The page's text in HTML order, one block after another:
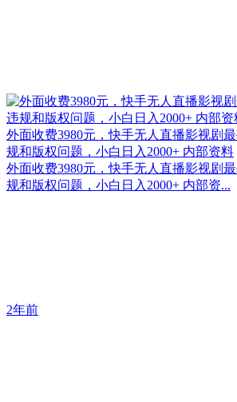
外面收费3980元，快手无人直播影视剧
规和版权问题，小白日入2000+ 内部资料
外面收费3980元，快手无人直播影视剧
规和版权问题，小白日入2000+ 内部资...
2年前